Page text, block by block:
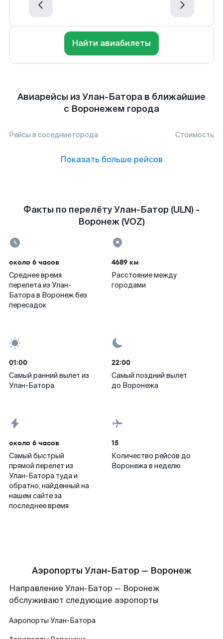
Найти авиабилеты
Авиарейсы из Улан-Батора в ближайшие
с Воронежем города
Рейсы в соседние города Стоимость
Показать больше рейсов
Факты по перелёту Улан-Батор (ULN) -
Воронеж (VOZ)
около 6 часов
Среднее время
перелета из Улан-
Батора в Воронеж без
пересадок
4689 км
Расстояние между
городами
01:00
Самый ранний вылет из
Улан-Батора
22:00
Самый поздний вылет
до Воронежа
около 6 часов
Самый быстрый
прямой перелет из
Улан-Батора туда и
обратно, найденный на
нашем сайте за
последнее время
15
Количество рейсов до
Воронежа в неделю
Аэропорты Улан-Батор — Воронеж
Направление Улан-Батор — Воронеж
обслуживают следующие аэропорты
Аэропорты Улан-Батора